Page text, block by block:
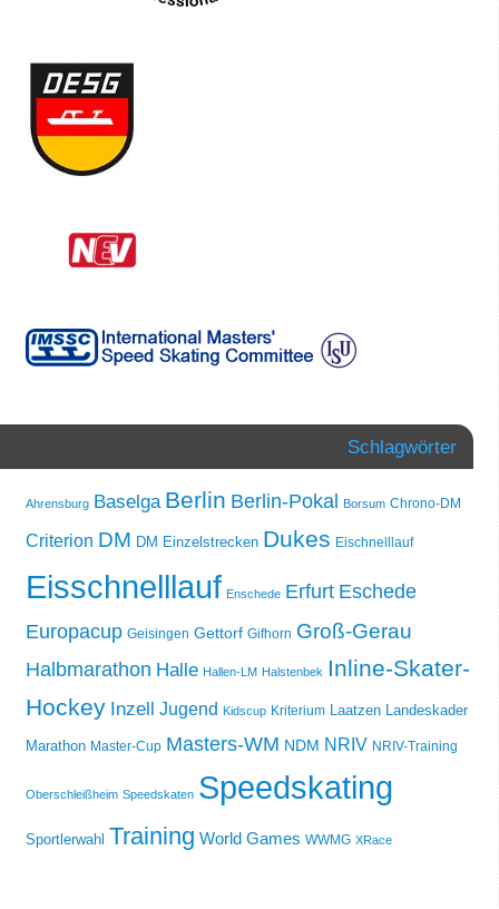
Schlagwörter
Ahrensburg Baselga Berlin Berlin-Pokal Borsum Chrono-DM
Criterion DM DM Einzelstrecken Dukes Eischnelllauf
Eisschnelllauf Enschede Erfurt Eschede
Europacup Geisingen Gettorf Gifhorn Groß-Gerau
Halbmarathon Halle Hallen-LM Halstenbek Inline-Skater-
Hockey Inzell Jugend Kidscup Kriterium Laatzen Landeskader
Marathon Master-Cup Masters-WM NDM NRIV NRIV-Training
Oberschleißheim Speedskaten Speedskating
Sportlerwahl Training World Games WWMG XRace